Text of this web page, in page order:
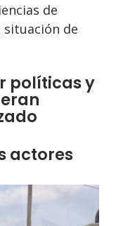
de
situación de
políticas y
actores